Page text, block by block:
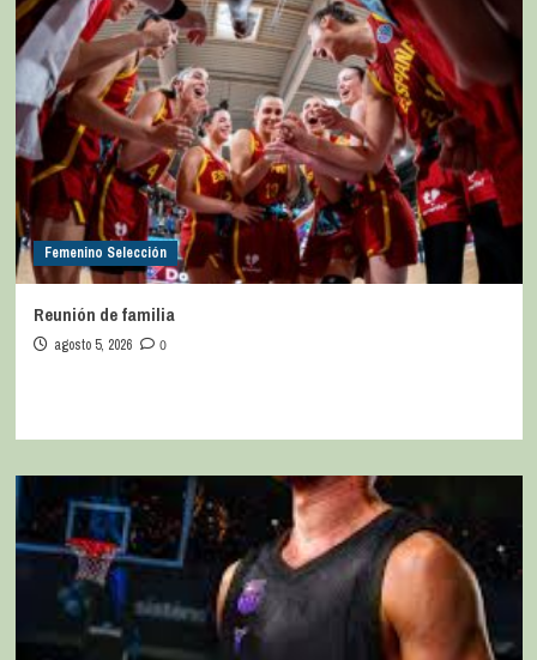
Femenino Selección
Reunión de familia
agosto 5, 2026 0